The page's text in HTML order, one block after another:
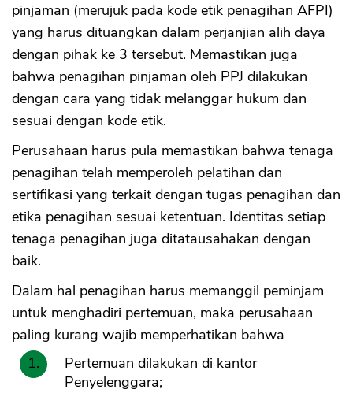
pinjaman (merujuk pada kode etik penagihan AFPI)
yang harus dituangkan dalam perjanjian alih daya
dengan pihak ke 3 tersebut. Memastikan juga
bahwa penagihan pinjaman oleh PPJ dilakukan
dengan cara yang tidak melanggar hukum dan
sesuai dengan kode etik.
Perusahaan harus pula memastikan bahwa tenaga
penagihan telah memperoleh pelatihan dan
sertifikasi yang terkait dengan tugas penagihan dan
etika penagihan sesuai ketentuan. Identitas setiap
tenaga penagihan juga ditatausahakan dengan
baik.
Dalam hal penagihan harus memanggil peminjam
untuk menghadiri pertemuan, maka perusahaan
paling kurang wajib memperhatikan bahwa
Pertemuan dilakukan di kantor
Penyelenggara;